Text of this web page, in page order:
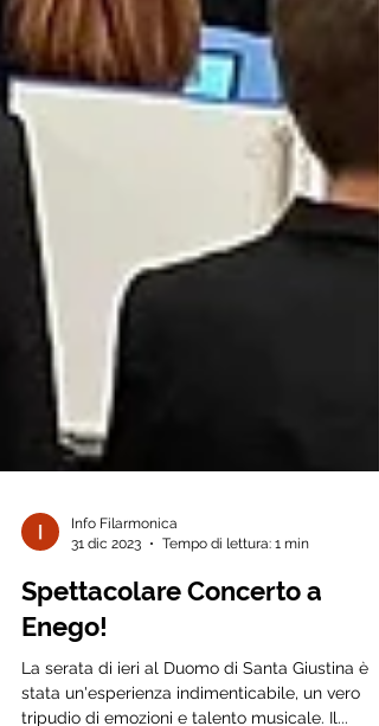
31 dic 2023
Tempo di lettura: 1 min
Spettacolare Concerto a
Enego!
La serata di ieri al Duomo di Santa Giustina è